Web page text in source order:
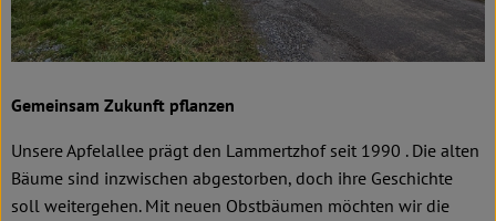
Über uns
Gemeinsam Zukunft pflanzen
Unsere Apfelallee prägt den Lammertzhof seit 1990 . Die alten
Bäume sind inzwischen abgestorben, doch ihre Geschichte
soll weitergehen. Mit neuen Obstbäumen möchten wir die